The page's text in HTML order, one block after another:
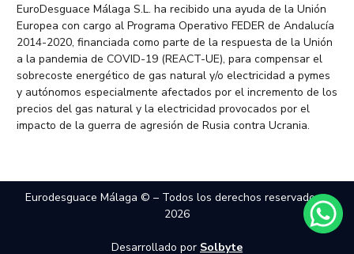
EuroDesguace Málaga S.L. ha recibido una ayuda de la Unión
Europea con cargo al Programa Operativo FEDER de Andalucía
2014-2020, financiada como parte de la respuesta de la Unión
a la pandemia de COVID-19 (REACT-UE), para compensar el
sobrecoste energético de gas natural y/o electricidad a pymes
y autónomos especialmente afectados por el incremento de los
precios del gas natural y la electricidad provocados por el
impacto de la guerra de agresión de Rusia contra Ucrania.
Eurodesguace Málaga © – Todos los derechos reservados –
2026
Desarrollado por Solbyte